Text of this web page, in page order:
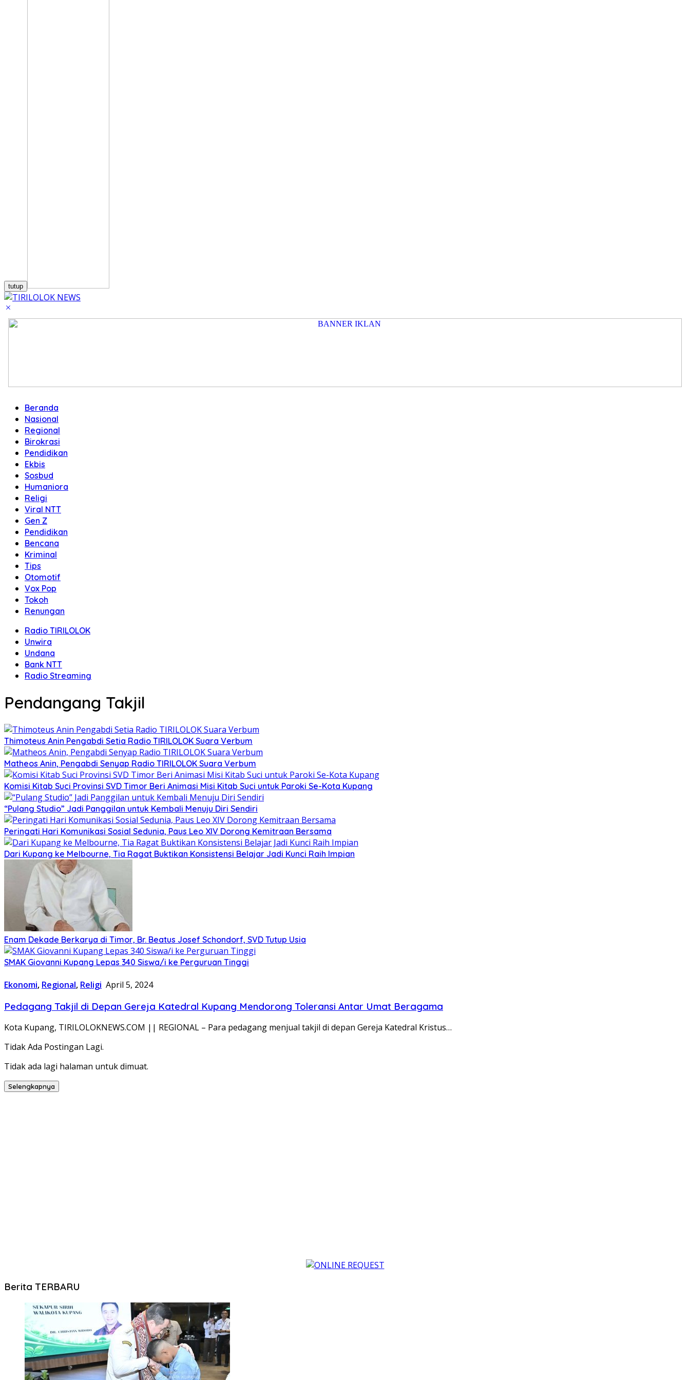
tutup
Beranda
Nasional
Regional
Birokrasi
Pendidikan
Ekbis
Sosbud
Humaniora
Religi
Viral NTT
Gen Z
Pendidikan
Bencana
Kriminal
Tips
Otomotif
Vox Pop
Tokoh
Renungan
Radio TIRILOLOK
Unwira
Undana
Bank NTT
Radio Streaming
Pendangang Takjil
Thimoteus Anin Pengabdi Setia Radio TIRILOLOK Suara Verbum
Matheos Anin, Pengabdi Senyap Radio TIRILOLOK Suara Verbum
Komisi Kitab Suci Provinsi SVD Timor Beri Animasi Misi Kitab Suci untuk Paroki Se-Kota Kupang
“Pulang Studio” Jadi Panggilan untuk Kembali Menuju Diri Sendiri
Peringati Hari Komunikasi Sosial Sedunia, Paus Leo XIV Dorong Kemitraan Bersama
Dari Kupang ke Melbourne, Tia Ragat Buktikan Konsistensi Belajar Jadi Kunci Raih Impian
Enam Dekade Berkarya di Timor, Br. Beatus Josef Schondorf, SVD Tutup Usia
SMAK Giovanni Kupang Lepas 340 Siswa/i ke Perguruan Tinggi
Ekonomi, Regional, Religi April 5, 2024
Pedagang Takjil di Depan Gereja Katedral Kupang Mendorong Toleransi Antar Umat Beragama
Kota Kupang, TIRILOLOKNEWS.COM || REGIONAL – Para pedagang menjual takjil di depan Gereja Katedral Kristus…
Tidak Ada Postingan Lagi.
Tidak ada lagi halaman untuk dimuat.
Selengkapnya
Berita TERBARU